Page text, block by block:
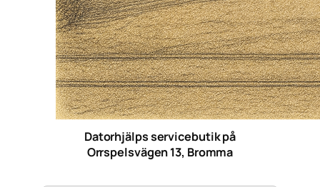
Datorhjälps servicebutik på
Orrspelsvägen 13, Bromma